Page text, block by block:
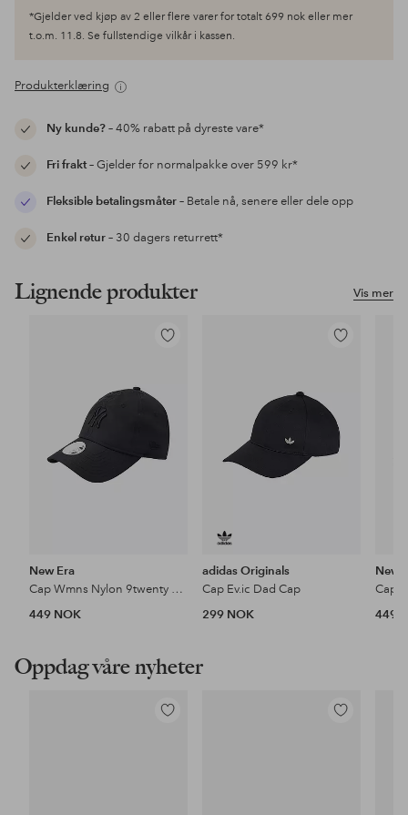
*Gjelder ved kjøp av 2 eller flere varer for totalt 699 nok eller mer
t.o.m. 11.8. Se fullstendige vilkår i kassen.
Produkterklæring
Ny kunde?– 40% rabatt på dyreste vare*
Fri frakt– Gjelder for normalpakke over 599 kr*
Fleksible betalingsmåter– Betale nå, senere eller dele opp
Enkel retur– 30 dagers returrett*
Vis mer
Lignende produkter
Legg
New Era
Cap Wmns Nylon 9twenty Neyyan
449 NOK
Legg
adidas Originals
Cap Ev.ic Dad Cap
299 NOK
New
449
Oppdag våre nyheter
Legg
Legg